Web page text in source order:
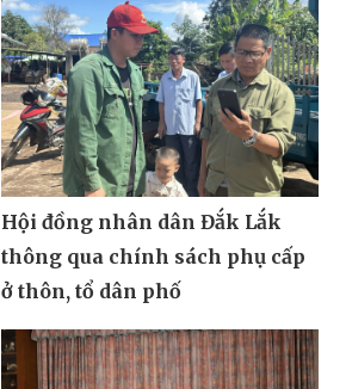
Hội đồng nhân dân Đắk Lắk
thông qua chính sách phụ cấp
ở thôn, tổ dân phố